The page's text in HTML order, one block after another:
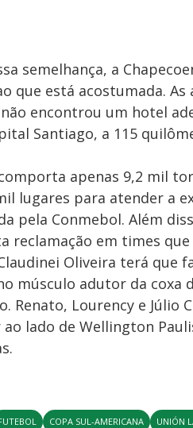
semelhança, a
que está acostumada.
encontrou um hotel
Santiago, a 115
apenas 9,2 mil
lugares para atender a
pela Conmebol. Além
reclamação em times
Oliveira terá que
músculo adutor da
Renato, Lourency e Júlio
lado de Wellington
COPA SUL-AMERICANA UNIÓN